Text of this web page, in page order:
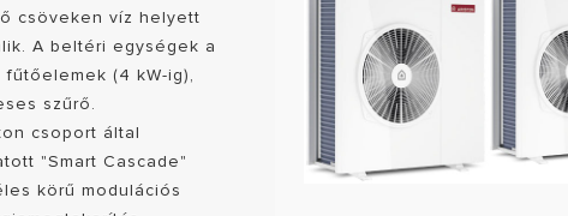
csöveken víz helyett
A beltéri egységek a
(4 kW-ig),
szűrő.
csoport által
"Smart Cascade"
körű modulációs